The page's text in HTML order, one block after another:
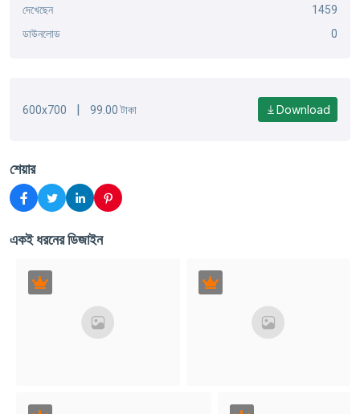
দেখেছেন
1459
ডাউনলোড
0
600x700 | 99.00 টাকা Download
শেয়ার
একই ধরনের ডিজাইন